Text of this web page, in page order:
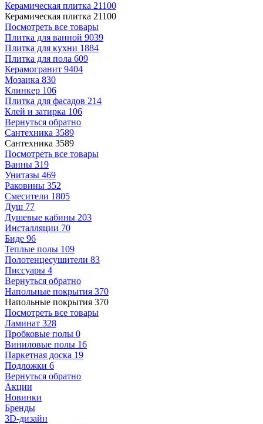
Керамическая плитка 21100
Керамическая плитка 21100
Посмотреть все товары
Плитка для ванной 9039
Плитка для кухни 1884
Плитка для пола 609
Керамогранит 9404
Мозаика 830
Клинкер 106
Плитка для фасадов 214
Клей и затирка 106
Вернуться обратно
Сантехника 3589
Сантехника 3589
Посмотреть все товары
Ванны 319
Унитазы 469
Раковины 352
Смесители 1805
Душ 77
Душевые кабины 203
Инсталляции 70
Биде 96
Теплые полы 109
Полотенцесушители 83
Писсуары 4
Вернуться обратно
Напольные покрытия 370
Напольные покрытия 370
Посмотреть все товары
Ламинат 328
Пробковые полы 0
Виниловые полы 16
Паркетная доска 19
Подложки 6
Вернуться обратно
Акции
Новинки
Бренды
3D-дизайн